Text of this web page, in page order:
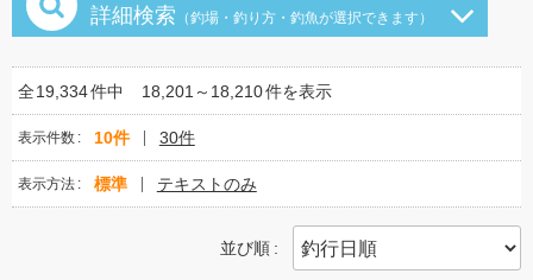
詳細検索 （釣場・釣り方・釣魚が選択できます）
全19,334件中 18,201～18,210件を表示
表示件数 10件 30件
表示方法 標準 テキストのみ
並び順